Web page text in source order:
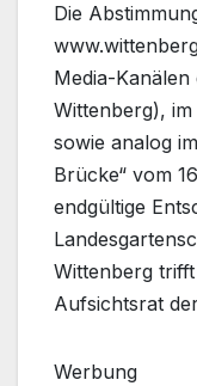
Die
Media-
Wittenberg),
sowie analog
Brücke“ vom
endgültige
Wittenberg
Aufsichtsrat
Werbung